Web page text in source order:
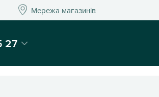
Мережа магазинівМережа магазинів
та декору - Kaktus
27